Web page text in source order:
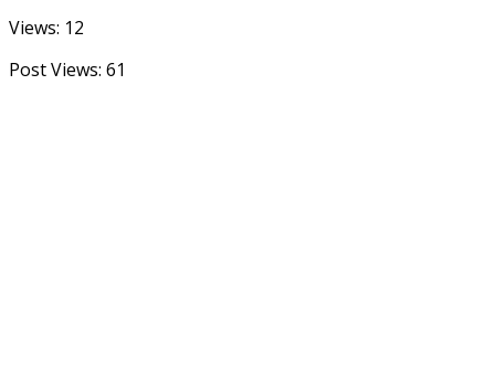
Views: 12
Post Views: 61